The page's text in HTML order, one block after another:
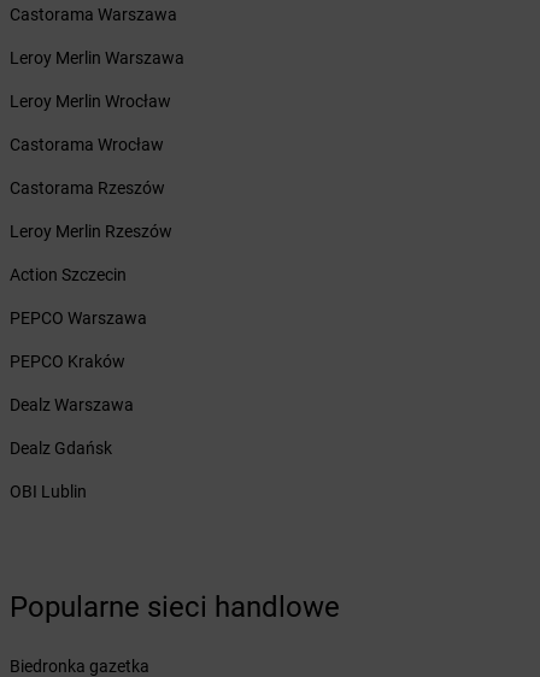
Żabka Borawe
Żabka Borek Stary
Żabka Borkowo
Żabka Borne Sulinowo
Żabka Borowa
Żabka Borowianka
Żabka Borówno
Żabka Borowo
Żabka Borzęcin Duży
Żabka Borzygniew
Żabka Boża Wola
Żabka Bralin
Żabka Brenna
Żabka
Żabka
Brodnica Górna
Castorama Warszawa
Leroy Merlin Warszawa
Leroy Merlin Wrocław
Castorama Wrocław
Castorama Rzeszów
Leroy Merlin Rzeszów
Action Szczecin
PEPCO Warszawa
PEPCO Kraków
Dealz Warszawa
Dealz Gdańsk
OBI Lublin
Popularne sieci handlowe
Biedronka gazetka